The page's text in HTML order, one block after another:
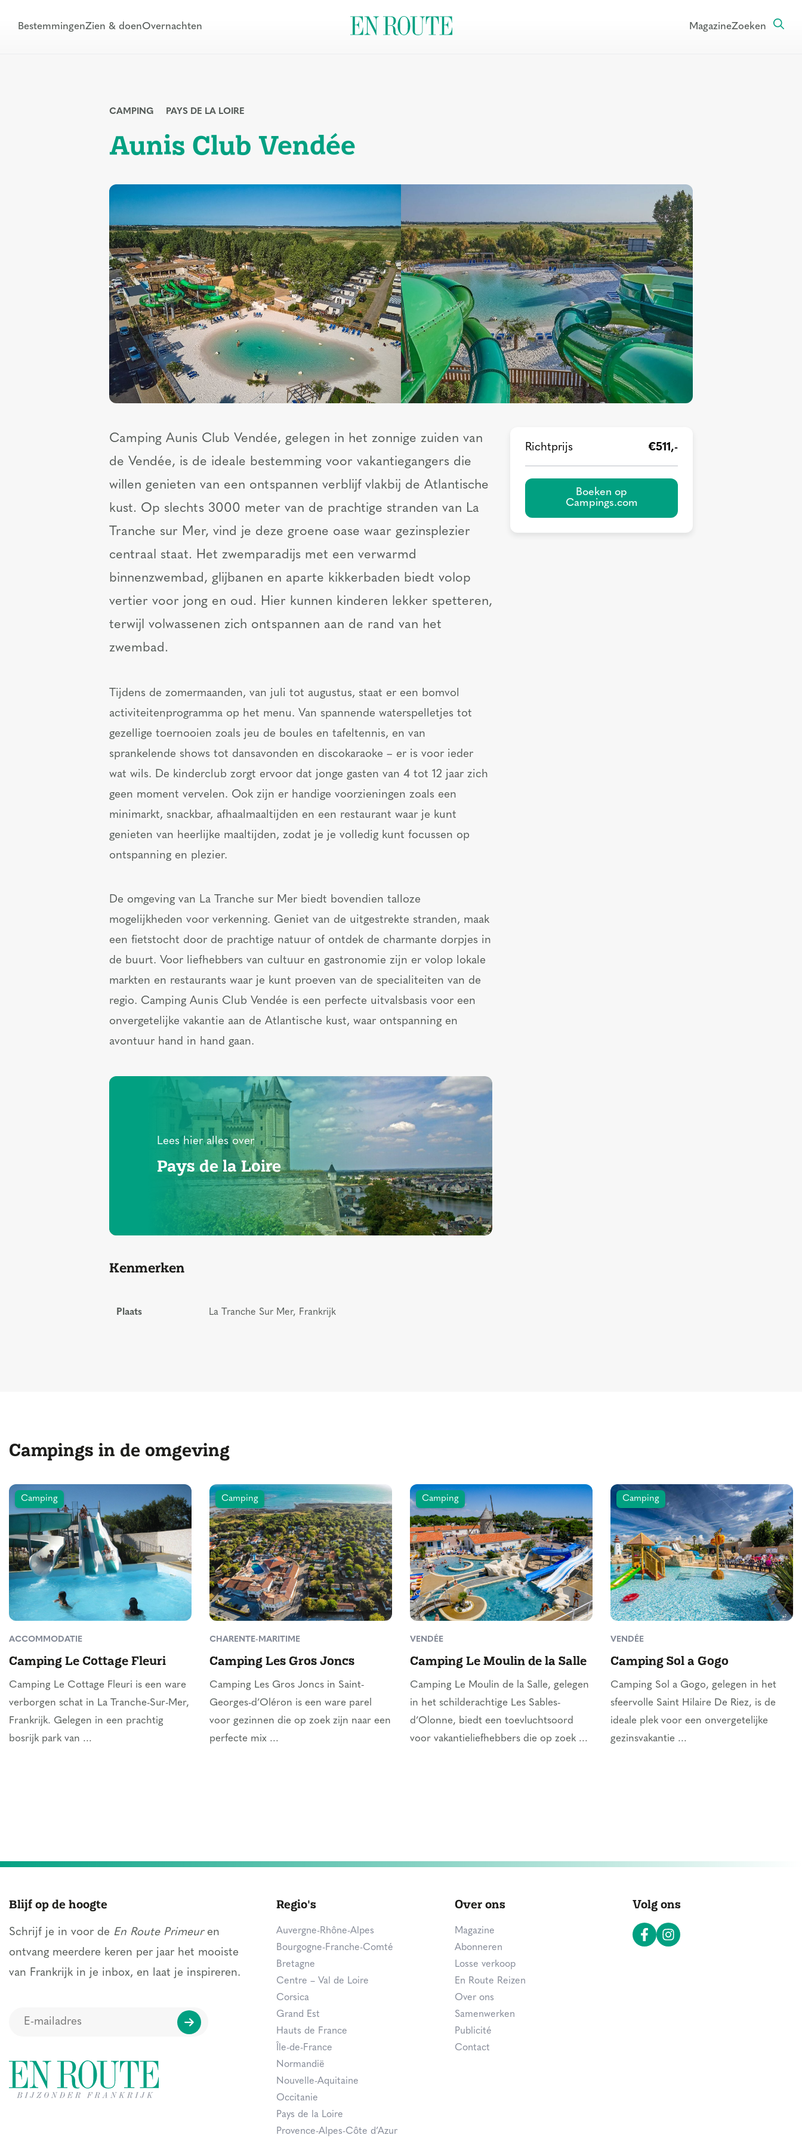
BestemmingenZien & doenOvernachten MagazineZoeken
CAMPING PAYS DE LA LOIRE
Aunis Club Vendée
Camping Aunis Club Vendée, gelegen in het zonnige zuiden van
de Vendée, is de ideale bestemming voor vakantiegangers die
willen genieten van een ontspannen verblijf vlakbij de Atlantische
kust. Op slechts 3000 meter van de prachtige stranden van La
Tranche sur Mer, vind je deze groene oase waar gezinsplezier
centraal staat. Het zwemparadijs met een verwarmd
binnenzwembad, glijbanen en aparte kikkerbaden biedt volop
vertier voor jong en oud. Hier kunnen kinderen lekker spetteren,
terwijl volwassenen zich ontspannen aan de rand van het
zwembad.
Tijdens de zomermaanden, van juli tot augustus, staat er een bomvol
activiteitenprogramma op het menu. Van spannende waterspelletjes tot
gezellige toernooien zoals jeu de boules en tafeltennis, en van
sprankelende shows tot dansavonden en discokaraoke – er is voor ieder
wat wils. De kinderclub zorgt ervoor dat jonge gasten van 4 tot 12 jaar zich
geen moment vervelen. Ook zijn er handige voorzieningen zoals een
minimarkt, snackbar, afhaalmaaltijden en een restaurant waar je kunt
genieten van heerlijke maaltijden, zodat je je volledig kunt focussen op
ontspanning en plezier.
De omgeving van La Tranche sur Mer biedt bovendien talloze
mogelijkheden voor verkenning. Geniet van de uitgestrekte stranden, maak
een fietstocht door de prachtige natuur of ontdek de charmante dorpjes in
de buurt. Voor liefhebbers van cultuur en gastronomie zijn er volop lokale
markten en restaurants waar je kunt proeven van de specialiteiten van de
regio. Camping Aunis Club Vendée is een perfecte uitvalsbasis voor een
onvergetelijke vakantie aan de Atlantische kust, waar ontspanning en
avontuur hand in hand gaan.
Lees hier alles over
Pays de la Loire
Kenmerken
Plaats La Tranche Sur Mer, Frankrijk
Richtprijs €511,-
Boeken op
Campings.com
Campings in de omgeving
Camping
ACCOMMODATIE
Camping Le Cottage Fleuri
Camping Le Cottage Fleuri is een ware
verborgen schat in La Tranche-Sur-Mer,
Frankrijk. Gelegen in een prachtig
bosrijk park van ...
Camping
CHARENTE-MARITIME
Camping Les Gros Joncs
Camping Les Gros Joncs in Saint-
Georges-d’Oléron is een ware parel
voor gezinnen die op zoek zijn naar een
perfecte mix ...
Camping
VENDÉE
Camping Le Moulin de la Salle
Camping Le Moulin de la Salle, gelegen
in het schilderachtige Les Sables-
d’Olonne, biedt een toevluchtsoord
voor vakantieliefhebbers die op zoek ...
Camping
VENDÉE
Camping Sol a Gogo
Camping Sol a Gogo, gelegen in het
sfeervolle Saint Hilaire De Riez, is de
ideale plek voor een onvergetelijke
gezinsvakantie ...
Blijf op de hoogte
Schrijf je in voor de En Route Primeuren
ontvang meerdere keren per jaar het mooiste
van Frankrijk in je inbox, en laat je inspireren.
Regio's
Auvergne-Rhône-Alpes
Bourgogne-Franche-Comté
Bretagne
Centre – Val de Loire
Corsica
Grand Est
Hauts de France
Île-de-France
Normandië
Nouvelle-Aquitaine
Occitanie
Pays de la Loire
Provence-Alpes-Côte d’Azur
Over ons
Magazine
Abonneren
Losse verkoop
En Route Reizen
Over ons
Samenwerken
Publicité
Contact
Volg ons